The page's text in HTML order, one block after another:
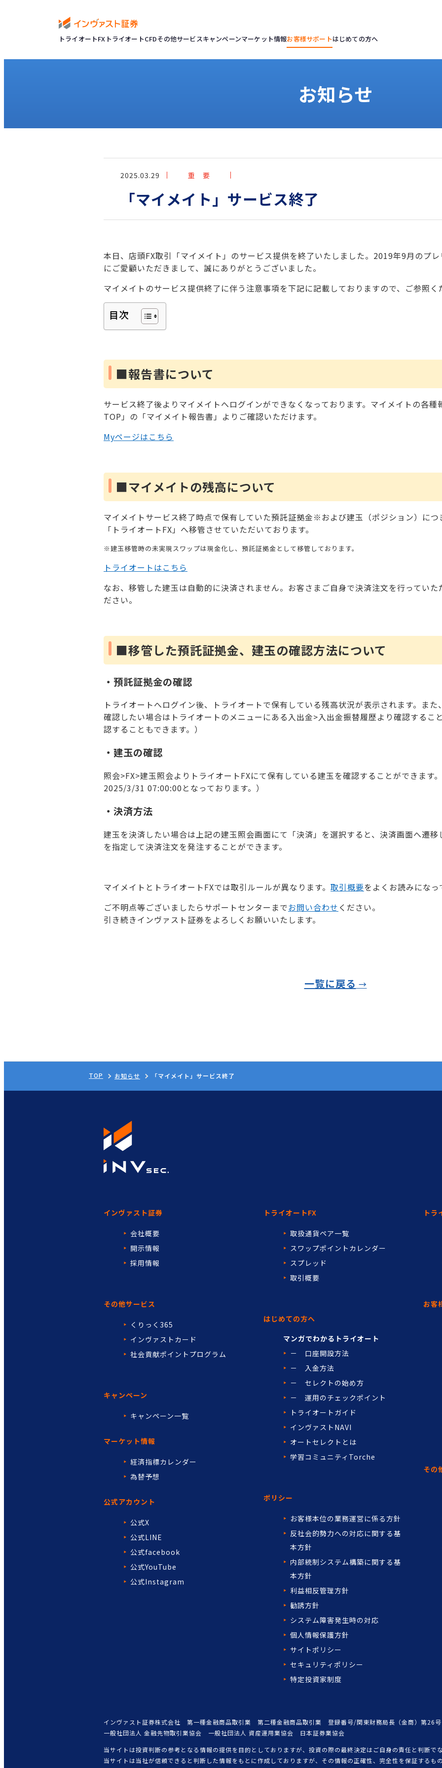
トライオートFX トライオートCFDその他サービスキャンペーンマーケット情報お客様サポートはじめての方へ
お知らせ
2025.03.29 重 要
「マイメイト」サービス終了
本日、店頭FX取引「マイメイト」のサービス提供を終了いたしました。2019年9月のプ
にご愛顧いただきまして、誠にありがとうございました。
マイメイトのサービス提供終了に伴う注意事項を下記に記載しておりますので、ご参照く
目次
■報告書について
サービス終了後よりマイメイトへログインができなくなっております。マイメイトの各
TOP」の「マイメイト報告書」よりご確認いただけます。
Myページはこちら
■マイメイトの残高について
マイメイトサービス終了時点で保有していた預託証拠金※および建玉（ポジション）につ
「トライオートFX」へ移管させていただいております。
※建玉移管時の未実現スワップは現金化し、預託証拠金として移管しております。
トライオートはこちら
なお、移管した建玉は自動的に決済されません。お客さまご自身で決済注文を行ってい
ださい。
■移管した預託証拠金、建玉の確認方法について
・ 預託証拠金の確認
トライオートへログイン後、トライオートで保有している残高状況が表示されます。ま
確認したい場合はトライオートのメニューにある入出金>入出金振替履歴より確認するこ
認することもできます。）
・建玉の確認
照会>FX>建玉照会よりトライオートFXにて保有している建玉を確認することができます
2025/3/31 07:00:00となっております。）
・決済方法
建玉を決済したい場合は上記の建玉照会画面にて「決済」を選択すると、決済画面へ遷
を指定して決済注文を発注することができます。
マイメイトとトライオートFXでは取引ルールが異なります。 取引概要をよくお読みになっ
ご不明点等ございましたらサポートセンターまでお問い合わせ ください。
引き続きインヴァスト証券をよろしくお願いいたします。
一覧に戻る
TOP お知らせ 「マイメイト」サービス終了
インヴァスト証券
会社概要
開示情報
採用情報
その他サービス
くりっく365
インヴァストカード
社会貢献ポイントプログラム
キャンペーン
キャンペーン一覧
マーケット情報
経済指標カレンダー
為替予想
公式アカウント
公式X
公式LINE
公式facebook
公式YouTube
公式Instagram
トライオートFX
取扱通貨ペア一覧
スワップポイントカレンダー
スプレッド
取引概要
はじめての方へ
マンガでわかるトライオート
－ 口座開設方法
－ 入金方法
－ セレクトの始め方
－ 運用のチェックポイント
トライオートガイド
インヴァストNAVI
オートセレクトとは
学習コミュニティTorche
ポリシー
お客様本位の業務運営に係る方針
反社会的勢力への対応に関する基
本方針
内部統制システム構築に関する基
本方針
利益相反管理方針
勧誘方針
システム障害発生時の対応
個人情報保護方針
サイトポリシー
セキュリティポリシー
特定投資家制度
トラ
お客
その
インヴァスト証券株式会社 第一種金融商品取引業 第二種金融商品取引業 登録番号/関東財務局長（金商）第26号
一般社団法人 金融先物取引業協会 一般社団法人 資産運用業協会 日本証券業協会
当サイトは投資判断の参考となる情報の提供を目的としておりますが、投資の際の最終決定はご自身の責任と判断で
当サイトは当社が信頼できると判断した情報をもとに作成しておりますが、その情報の正確性、完全性を保証するも